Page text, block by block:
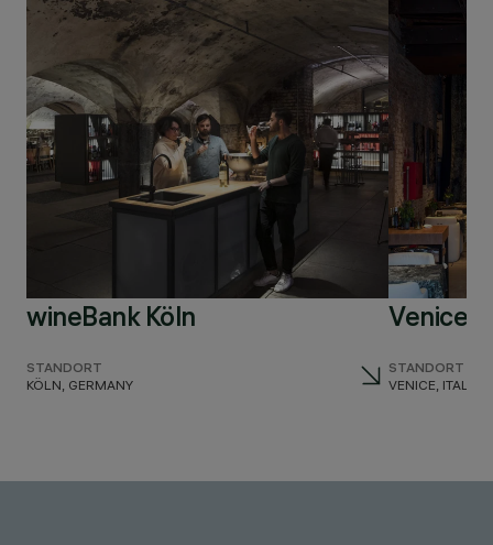
wineBank Köln
STANDORT
KÖLN, GERMANY
Venice
STANDORT
VENICE, ITALY